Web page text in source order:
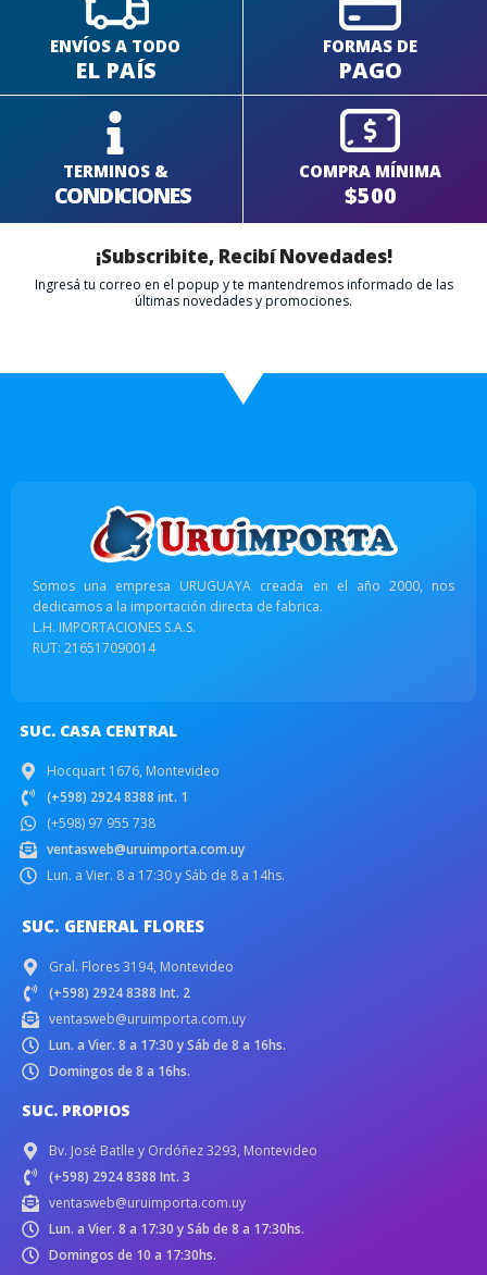
ENVÍOS A TODO
EL PAÍS
FORMAS DE
PAGO
TERMINOS &
CONDICIONES
COMPRA MÍNIMA
$500
¡Subscribite, Recibí Novedades!
Ingresá tu correo en el popup y te mantendremos informado de las
últimas novedades y promociones.
Somos una empresa URUGUAYA creada en el año 2000, nos
dedicamos a la importación directa de fabrica.
L.H. IMPORTACIONES S.A.S.
RUT: 216517090014
SUC. CASA CENTRAL
Hocquart 1676, Montevideo
(+598) 2924 8388 int. 1
(+598) 97 955 738
ventasweb@uruimporta.com.uy
Lun. a Vier. 8 a 17:30 y Sáb de 8 a 14hs.
SUC. GENERAL FLORES
Gral. Flores 3194, Montevideo
(+598) 2924 8388 Int. 2
ventasweb@uruimporta.com.uy
Lun. a Vier. 8 a 17:30 y Sáb de 8 a 16hs.
Domingos de 8 a 16hs.
SUC. PROPIOS
Bv. José Batlle y Ordóñez 3293, Montevideo
(+598) 2924 8388 Int. 3
ventasweb@uruimporta.com.uy
Lun. a Vier. 8 a 17:30 y Sáb de 8 a 17:30hs.
Domingos de 10 a 17:30hs.